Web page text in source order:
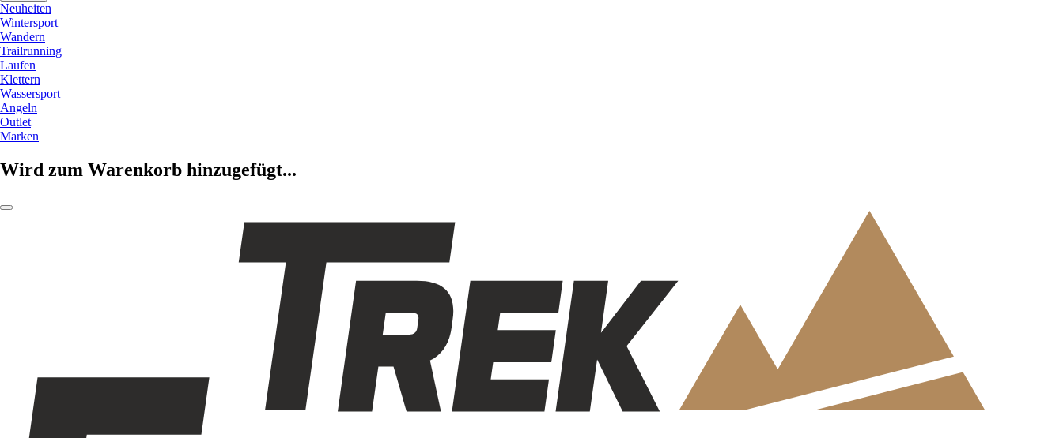
Neuheiten
Wintersport
Wandern
Trailrunning
Laufen
Klettern
Wassersport
Angeln
Outlet
Marken
Wird zum Warenkorb hinzugefügt...